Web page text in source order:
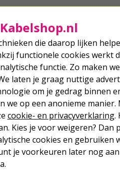
die daarop lijken
functionele cookies werkt
functie. Zo maken
laten je graag nuttige
om je gedrag binnen
we op een anonieme manier.
cookie- en privacyverklaring.
Kies je voor weigeren? Dan
cookies en gebruiken
je voorkeuren later nog